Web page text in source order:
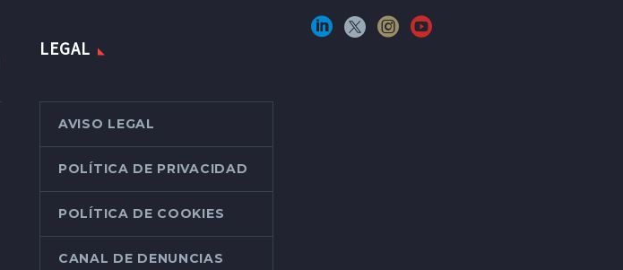
LEGAL
AVISO LEGAL
POLÍTICA DE PRIVACIDAD
POLÍTICA DE COOKIES
CANAL DE DENUNCIAS